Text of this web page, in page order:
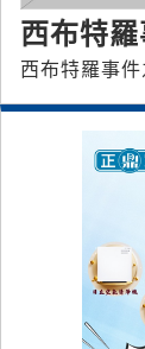
西布特
西布特羅事